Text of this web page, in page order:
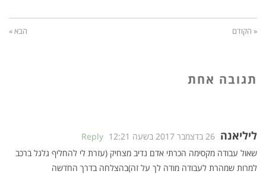
« הקודם הבא »
תגובה אחת
ליליאנה 26 בדצמבר 2017 בשעה 12:21
Reply
שאול עבודה מקסימה הכרתי אדם נדיב מצחיק (עזרת לי להחליף גלגל ברכב
למרות שמהרת לעבודה מודה לך על זה)בהצלחה בדרך החדשה